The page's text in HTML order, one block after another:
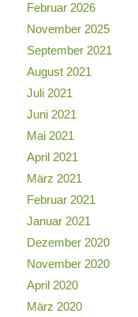
Februar 2026
November 2025
September 2021
August 2021
Juli 2021
Juni 2021
Mai 2021
April 2021
März 2021
Februar 2021
Januar 2021
Dezember 2020
November 2020
April 2020
März 2020